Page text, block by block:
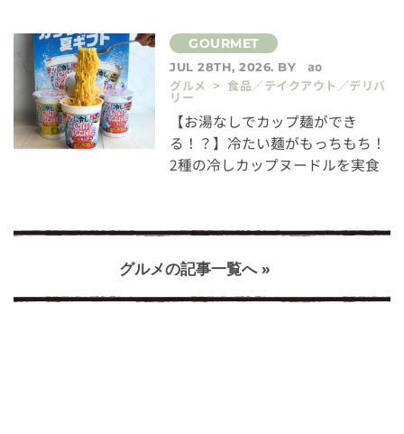
JUL 28TH, 2026. BY
ao
グルメ > 食品／テイクアウト／デリバ
リー
【お湯なしでカップ麺ができ
る！？】冷たい麺がもっちもち！
2種の冷しカップヌードルを実食
グルメの記事一覧へ »